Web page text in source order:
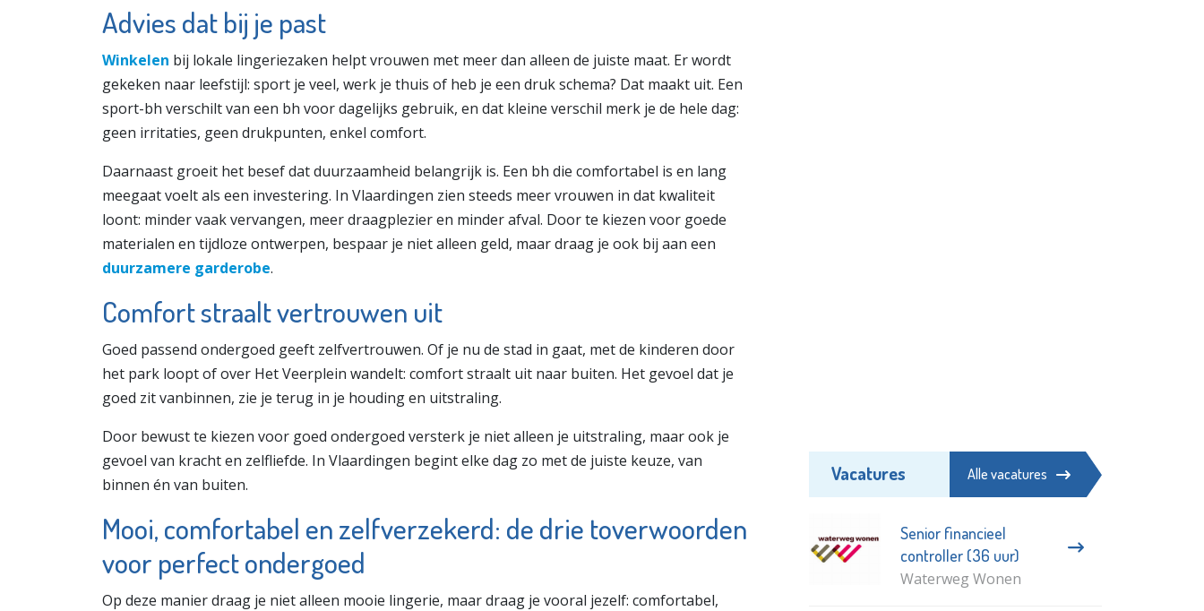
Advies dat bij je past
Winkelen bij lokale lingeriezaken helpt vrouwen met meer dan alleen de juiste maat. Er wordt
gekeken naar leefstijl: sport je veel, werk je thuis of heb je een druk schema? Dat maakt uit. Een
sport-bh verschilt van een bh voor dagelijks gebruik, en dat kleine verschil merk je de hele dag:
geen irritaties, geen drukpunten, enkel comfort.
Daarnaast groeit het besef dat duurzaamheid belangrijk is. Een bh die comfortabel is en lang
meegaat voelt als een investering. In Vlaardingen zien steeds meer vrouwen in dat kwaliteit
loont: minder vaak vervangen, meer draagplezier en minder afval. Door te kiezen voor goede
materialen en tijdloze ontwerpen, bespaar je niet alleen geld, maar draag je ook bij aan een
duurzamere garderobe.
Comfort straalt vertrouwen uit
Goed passend ondergoed geeft zelfvertrouwen. Of je nu de stad in gaat, met de kinderen door
het park loopt of over Het Veerplein wandelt: comfort straalt uit naar buiten. Het gevoel dat je
goed zit vanbinnen, zie je terug in je houding en uitstraling.
Door bewust te kiezen voor goed ondergoed versterk je niet alleen je uitstraling, maar ook je
gevoel van kracht en zelfliefde. In Vlaardingen begint elke dag zo met de juiste keuze, van
binnen én van buiten.
Mooi, comfortabel en zelfverzekerd: de drie toverwoorden
voor perfect ondergoed
Op deze manier draag je niet alleen mooie lingerie, maar draag je vooral jezelf: comfortabel,
Vacatures Alle vacatures
Senior financieel
controller (36 uur)
Waterweg Wonen